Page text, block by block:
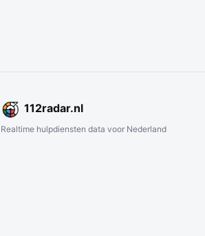
112radar.nl
Realtime hulpdiensten data voor Nederland